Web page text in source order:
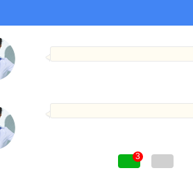
за пълнене на флакони
малка машина за пълнене
3